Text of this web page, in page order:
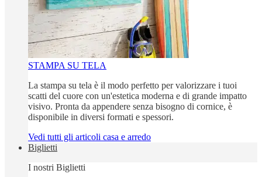
STAMPA SU TELA
La stampa su tela è il modo perfetto per valorizzare i tuoi
scatti del cuore con un'estetica moderna e di grande impatto
visivo. Pronta da appendere senza bisogno di cornice, è
disponibile in diversi formati e spessori.
Vedi tutti gli articoli casa e arredo
Biglietti
I nostri Biglietti